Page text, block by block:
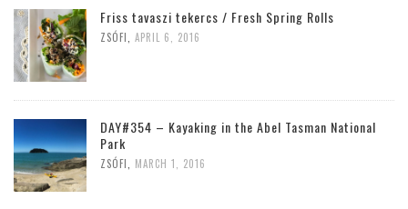
Friss tavaszi tekercs / Fresh Spring Rolls
ZSÓFI, APRIL 6, 2016
DAY#354 – Kayaking in the Abel Tasman National
Park
ZSÓFI, MARCH 1, 2016